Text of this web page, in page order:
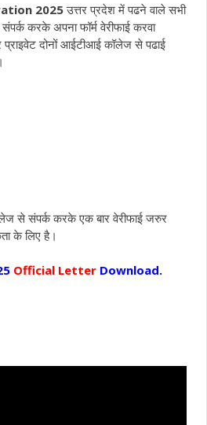
2025उत्तर प्रदेश में पढने वाले सभी
करके अपना फॉर्म वेरीफाई करवा
दोनों आईटीआई कॉलेज से पढाई
से संपर्क करके एक बार वेरीफाई जरुर
के लिए है।
Official Letter Download.